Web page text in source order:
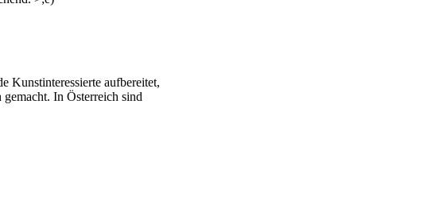
Kunstinteressierte aufbereitet,
In Österreich sind